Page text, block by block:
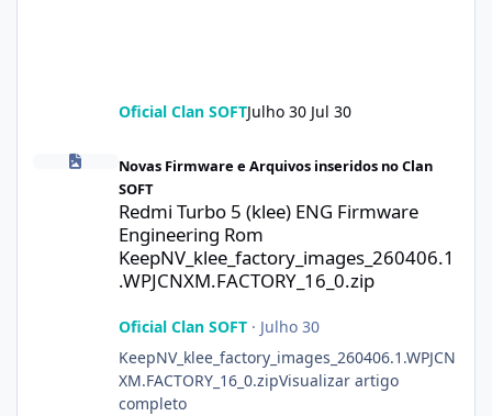
Oficial Clan SOFTJulho 30 Jul 30
Redmi Turbo 5 (klee) ENG Firmware Engineering Rom
Novas Firmware e Arquivos inseridos no Clan
SOFT
Redmi Turbo 5 (klee) ENG Firmware
Engineering Rom
KeepNV_klee_factory_images_260406.1
.WPJCNXM.FACTORY_16_0.zip
Oficial Clan SOFT· Julho 30
KeepNV_klee_factory_images_260406.1.WPJCN
XM.FACTORY_16_0.zipVisualizar artigo
completo